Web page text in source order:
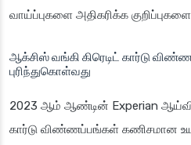
வாய்ப்புகளை அதிகரிக்க
ஆக்சிஸ் வங்கி கிரெடிட் கார்டு
புரிந்துகொள்வது
2023 ஆம் ஆண்டின் Experian
கார்டு விண்ணப்பங்கள் கணிசமான